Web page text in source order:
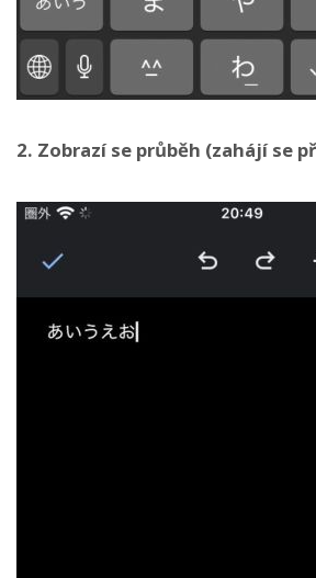
2. Zobrazí se průběh (zahájí se